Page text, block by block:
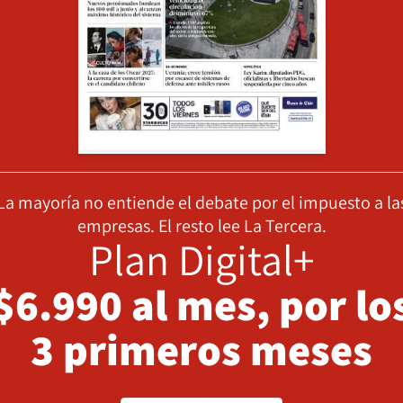
mayoría no entiende el debate por el impuesto a
empresas. El resto lee La Tercera.
Plan Digital+
al mes, por
3 primeros meses